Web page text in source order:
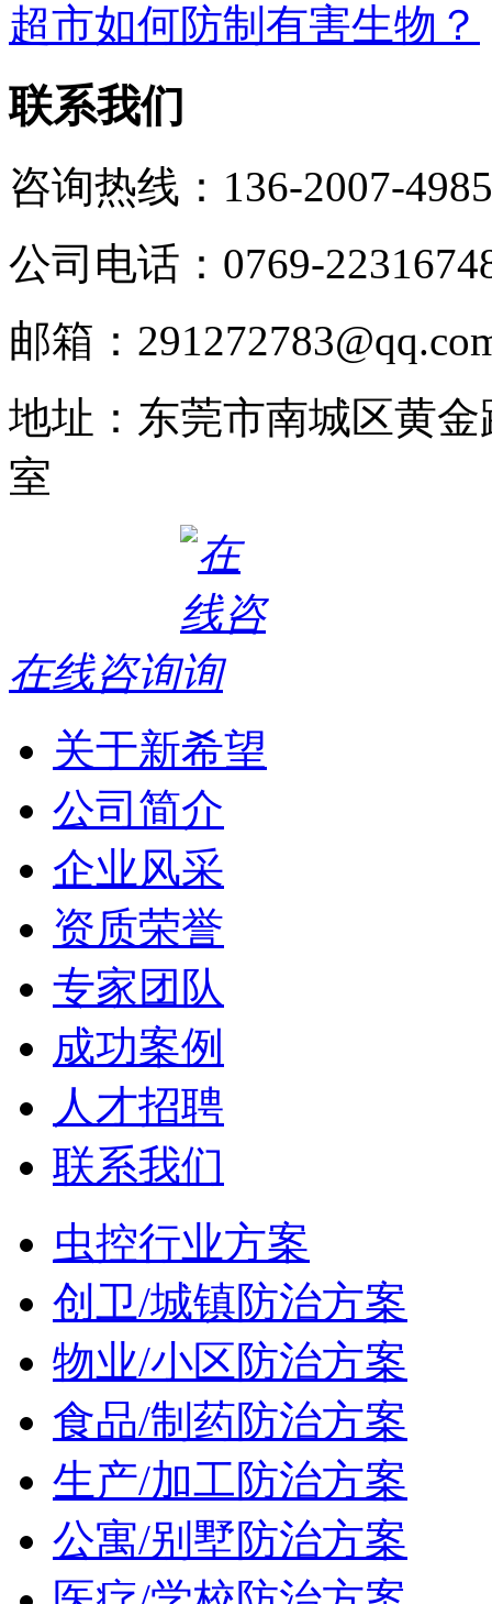
超市如何防制有害生物？
联系我们
咨询热线：136-2007-4985
公司电话：0769-
邮箱：
地址：东莞市南城区黄
室
在线咨询
关于新希望
公司简介
企业风采
资质荣誉
专家团队
成功案例
人才招聘
联系我们
虫控行业方案
创卫/城镇防治方案
物业/小区防治方案
食品/制药防治方案
生产/加工防治方案
公寓/别墅防治方案